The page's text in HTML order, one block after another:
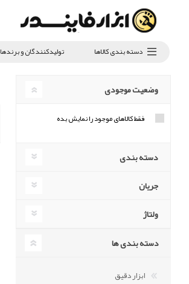
دسته بندی کالاها تولیدکنندگان و برندها
وضعیت موجودی
فقط کالاهای موجود را نمایش بده
دسته بندی
جریان
ولتاژ
دسته بندی ها
ابزار دقیق